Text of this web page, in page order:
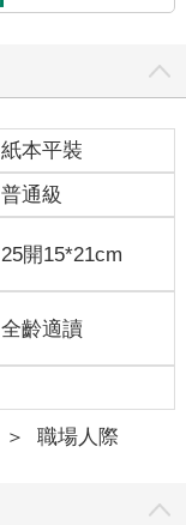
紙本平裝
普通級
25開15*21cm
全齡適讀
＞ 職場人際